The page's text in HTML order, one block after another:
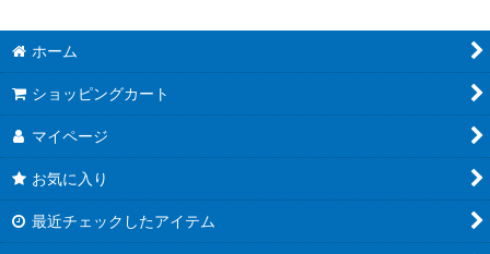
ホーム
ショッピングカート
マイページ
お気に入り
最近チェックしたアイテム